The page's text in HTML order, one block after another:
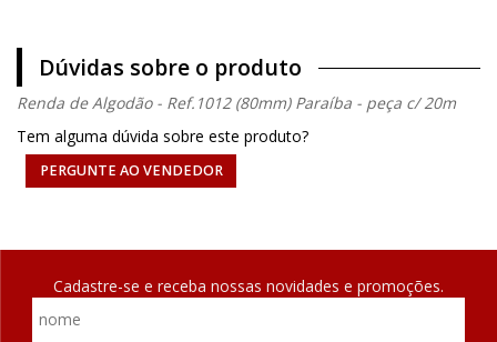
Dúvidas sobre o produto
Renda de Algodão - Ref.1012 (80mm) Paraíba - peça c/ 20m
Tem alguma dúvida sobre este produto?
PERGUNTE AO VENDEDOR
Cadastre-se e receba nossas novidades e promoções.